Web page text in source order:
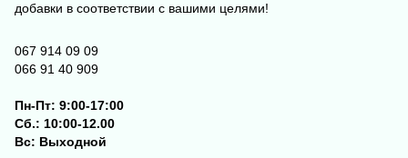
добавки в соответствии с вашими целями!
067 914 09 09
066 91 40 909
Пн-Пт: 9:00-17:00
Сб.: 10:00-12.00
Вс: Выходной